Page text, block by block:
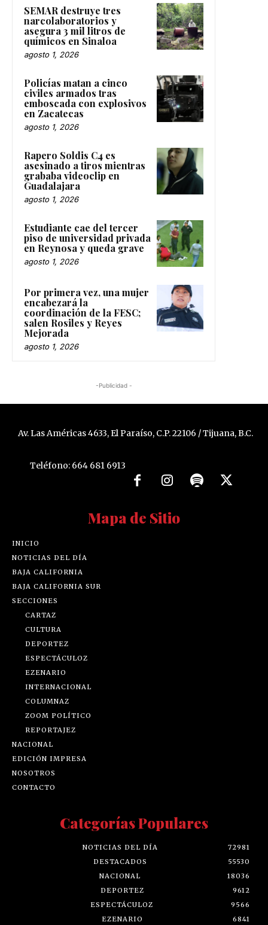
SEMAR destruye tres
narcolaboratorios y
asegura 3 mil litros de
químicos en Sinaloa
agosto 1, 2026
Policías matan a cinco
civiles armados tras
emboscada con explosivos
en Zacatecas
agosto 1, 2026
Rapero Soldis C4 es
asesinado a tiros mientras
grababa videoclip en
Guadalajara
agosto 1, 2026
Estudiante cae del tercer
piso de universidad privada
en Reynosa y queda grave
agosto 1, 2026
Por primera vez, una mujer
encabezará la
coordinación de la FESC;
salen Rosiles y Reyes
Mejorada
agosto 1, 2026
-Publicidad -
Av. Las Américas 4633, El Paraíso, C.P. 22106 / Tijuana, B.C.
Teléfono: 664 681 6913
Mapa de Sitio
INICIO
NOTICIAS DEL DÍA
BAJA CALIFORNIA
BAJA CALIFORNIA SUR
SECCIONES
CARTAZ
CULTURA
DEPORTEZ
ESPECTÁCULOZ
EZENARIO
INTERNACIONAL
COLUMNAZ
ZOOM POLÍTICO
REPORTAJEZ
NACIONAL
EDICIÓN IMPRESA
NOSOTROS
CONTACTO
Categorías Populares
NOTICIAS DEL DÍA
72981
DESTACADOS
55530
NACIONAL
18036
DEPORTEZ
9612
ESPECTÁCULOZ
9566
EZENARIO
6841